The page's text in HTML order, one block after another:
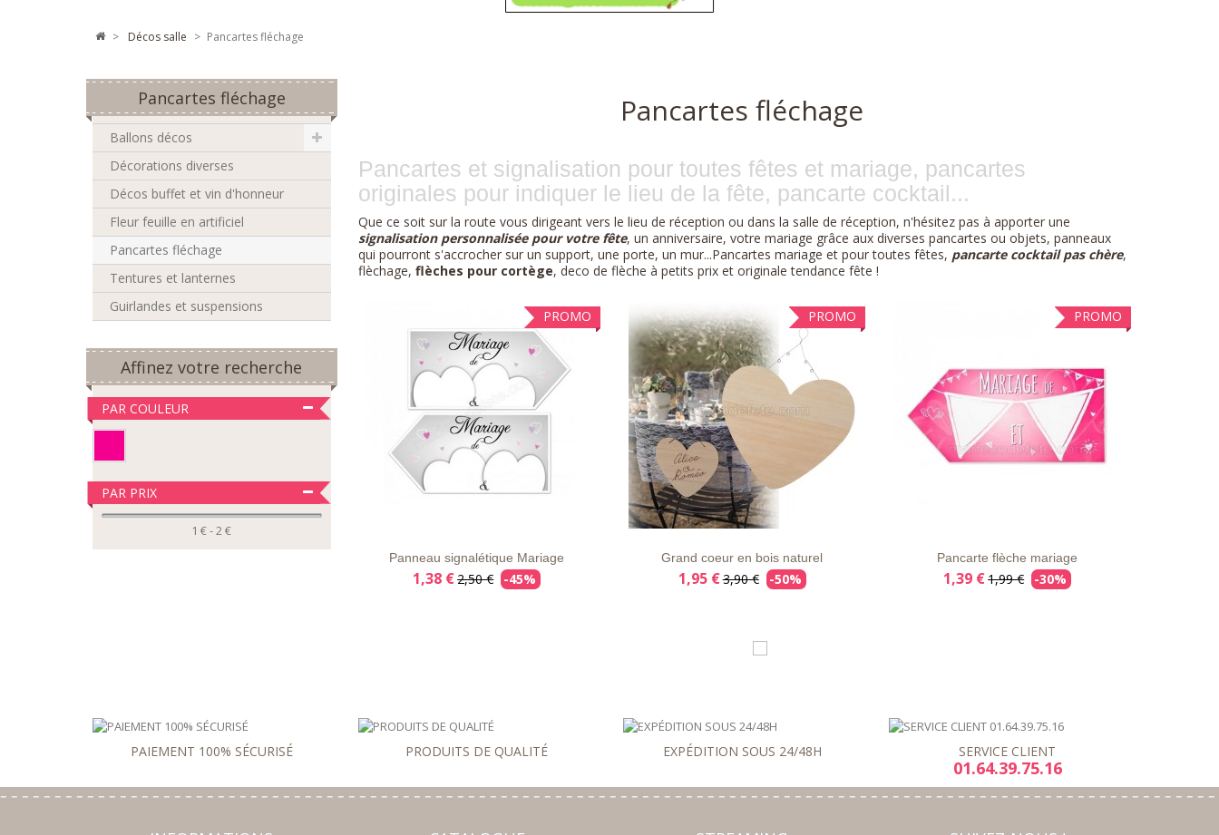
> décos salle > Pancartes fléchage
Pancartes fléchage
Ballons décos
Décorations diverses
Décos buffet et vin d'honneur
Fleur feuille en artificiel
Pancartes fléchage
Tentures et lanternes
Guirlandes et suspensions
Affinez votre recherche
PAR COULEUR
PAR PRIX
1 € - 2 €
Pancartes fléchage
Pancartes et signalisation pour toutes fêtes et mariage, pancartes
originales pour indiquer le lieu de la fête, pancarte cocktail...
Que ce soit sur la route vous dirigeant vers le lieu de réception ou dans la salle de réception, n'hésitez pas à apporter une
signalisation personnalisée pour votre fête, un anniversaire, votre mariage grâce aux diverses pancartes ou objets, panneaux
qui pourront s'accrocher sur un support, une porte, un mur...Pancartes mariage et pour toutes fêtes, pancarte cocktail pas chère,
flèchage, flèches pour cortège, deco de flèche à petits prix et originale tendance fête !
PROMO
Panneau signalétique Mariage
1,38 €2,50 € -45%
PROMO
LISTE
D'ENVIE
APERÇU
RAPIDE
Grand coeur en bois naturel
1,95 €3,90 € -50%
PROMO
Pancarte flèche mariage
1,39 €1,99 € -30%
PAIEMENT 100% SÉCURISÉ PRODUITS DE QUALITÉ EXPÉDITION SOUS 24/48H SERVICE CLIENT
01.64.39.75.16